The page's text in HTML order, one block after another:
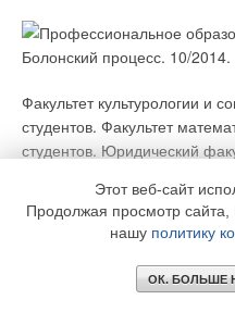
Факультет культурологии и
студентов. Факультет
студентов. Юридический
Немецкая система
В Германии введена
внешнего обеспечения
Этот веб-сайт
Продолжая просмотр
нашу политику
ОК. БОЛЬШЕ